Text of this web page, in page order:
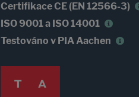
Certifikace CE (EN 12566-3)
ISO 9001 a ISO 14001
Testováno v PIA Aachen